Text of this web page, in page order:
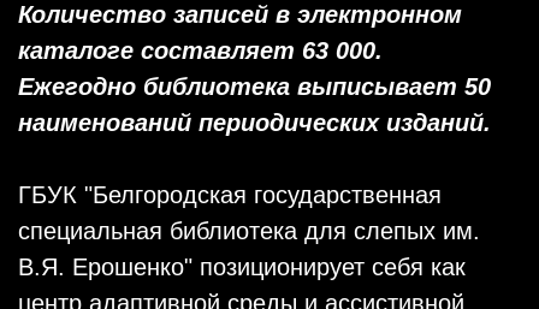
Количество записей в электронном
каталоге составляет 63 000.
Ежегодно библиотека выписывает 50
наименований периодических изданий.
ГБУК "Белгородская государственная
специальная библиотека для слепых им.
В.Я. Ерошенко" позиционирует себя как
центр адаптивной среды и ассистивной